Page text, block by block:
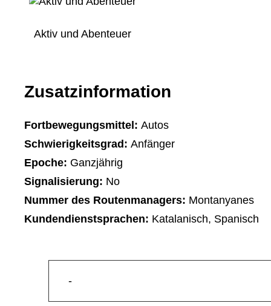
Aktiv und Abenteuer
Zusatzinformation
Fortbewegungsmittel: Autos
Schwierigkeitsgrad: Anfänger
Epoche: Ganzjährig
Signalisierung: No
Nummer des Routenmanagers: Montanyanes
Kundendienstsprachen: Katalanisch, Spanisch
-